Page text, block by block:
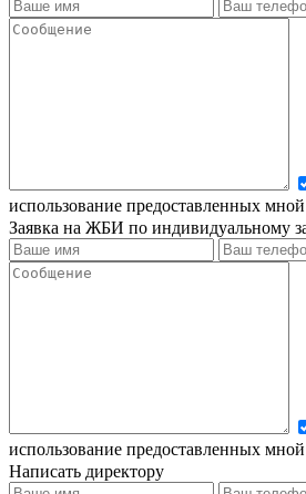
использование предоставленных
Заявка на ЖБИ по индивидуальному
использование предоставленных
Написать директору